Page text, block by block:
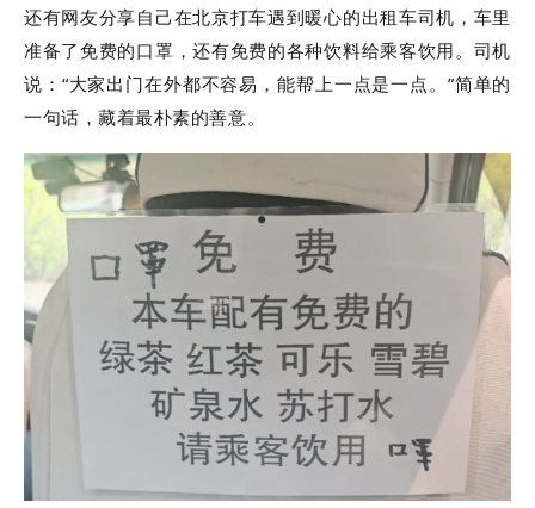
还有网友分享自己在北京打车遇到暖心的出租车司机，车里
准备了免费的口罩，还有免费的各种饮料给乘客饮用。司机
说：“大家出门在外都不容易，能帮上一点是一点。”简单的
一句话，藏着最朴素的善意。